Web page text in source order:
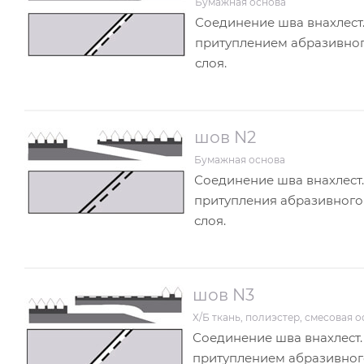
Соединение шва
притуплением
слоя.
шов N2
Бумажная основа
Соединение шва
притупления абразивного
слоя.
шов N3
Х/Б ткань, полиэстер, смесовая
Соединение шва
притуплением